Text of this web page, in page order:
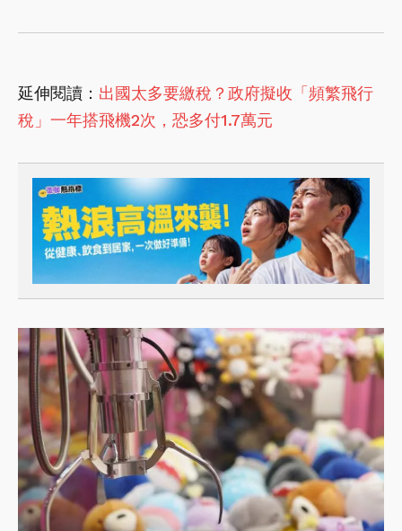
延伸閱讀： 出國太多要繳稅？政府擬收「頻繁飛行
稅」一年搭飛機2次，恐多付1.7萬元